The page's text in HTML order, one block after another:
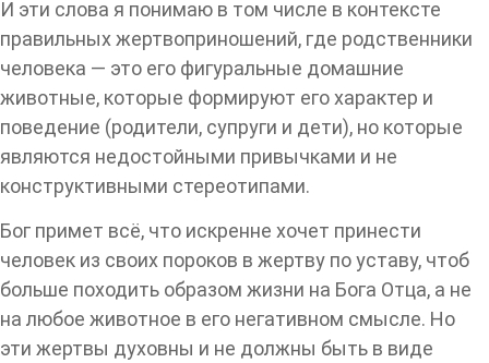
И эти слова я понимаю в том числе в контексте
правильных жертвоприношений, где родственники
человека — это его фигуральные домашние
животные, которые формируют его характер и
поведение (родители, супруги и дети), но которые
являются недостойными привычками и не
конструктивными стереотипами.
Бог примет всё, что искренне хочет принести
человек из своих пороков в жертву по уставу, чтоб
больше походить образом жизни на Бога Отца, а не
на любое животное в его негативном смысле. Но
эти жертвы духовны и не должны быть в виде